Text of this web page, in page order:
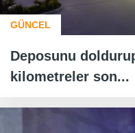
GÜNCEL
Deposunu
kilometreler son...